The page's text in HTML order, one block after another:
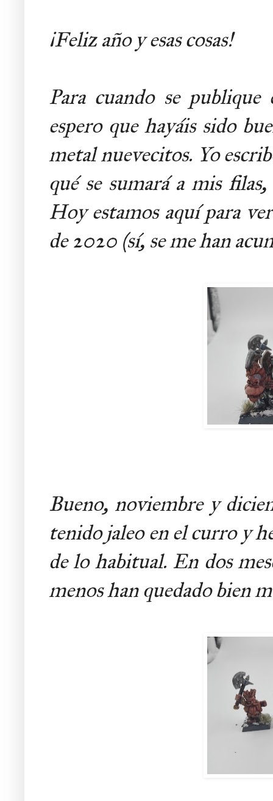
¡Feliz año y esas cosas!
Para cuando se
espero que hayáis sido
metal nuevecitos. Yo
qué se sumará a mis
Hoy estamos aquí para
de 2020 (sí, se me han
Bueno, noviembre y
tenido jaleo en el curro y
de lo habitual. En dos
menos han quedado bien